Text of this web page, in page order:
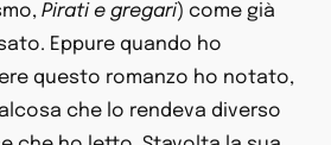
Pirati e gregari) come già
Eppure quando ho
questo romanzo ho notato,
che lo rendeva diverso